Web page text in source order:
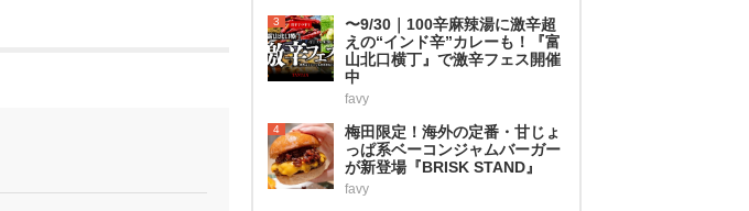
3
〜9/30｜100辛麻辣湯に激辛超
えの“インド辛”カレーも！『富
山北口横丁』で激辛フェス開催
中
favy
4
梅田限定！海外の定番・甘じょ
っぱ系ベーコンジャムバーガー
が新登場『BRISK STAND』
favy